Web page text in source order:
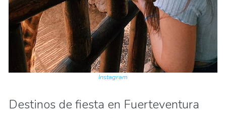
Instagram
Destinos de fiesta en Fuerteventura